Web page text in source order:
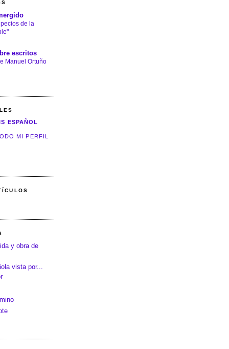
de la
escritos
Manuel Ortuño
ESPAÑOL
MI PERFIL
y obra de
vista por...